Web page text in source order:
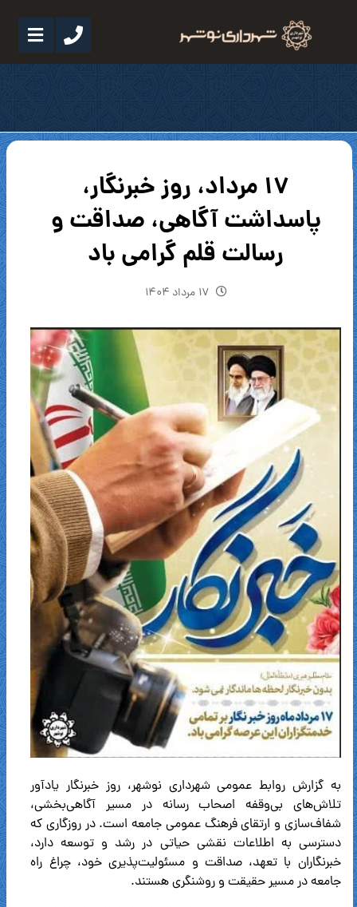
۱۷ مرداد، روز خبرنگار،
پاسداشت آگاهی، صداقت و
رسالت قلم گرامی باد
۱۷ مرداد ۱۴۰۴
به گزارش روابط عمومی شهرداری نوشهر، روز خبرنگار یادآور
تلاش‌های بی‌وقفه اصحاب رسانه در مسیر آگاهی‌بخشی،
شفاف‌سازی و ارتقای فرهنگ عمومی جامعه است. در روزگاری که
دسترسی به اطلاعات نقشی حیاتی در رشد و توسعه دارد،
خبرنگاران با تعهد، صداقت و مسئولیت‌پذیری خود، چراغ راه
جامعه در مسیر حقیقت و روشنگری هستند.